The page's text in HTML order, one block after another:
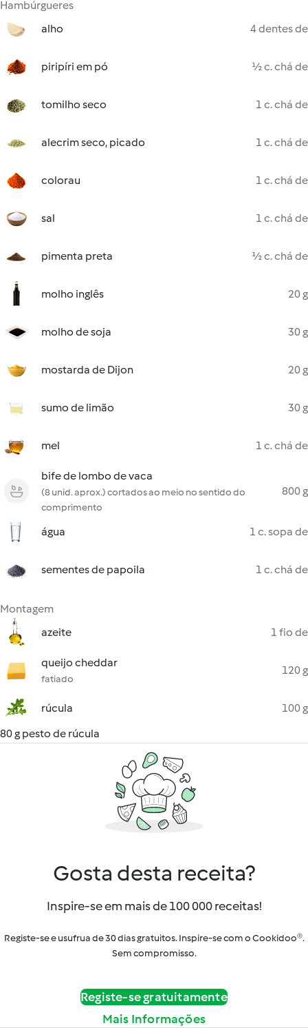
Hambúrgueres
alho
4 dentes de
piripíri em pó ½ c. chá de
tomilho seco 1 c. chá de
alecrim seco, picado 1 c. chá de
colorau 1 c. chá de
sal 1 c. chá de
pimenta preta ½ c. chá de
molho inglês 20 g
molho de soja 30 g
mostarda de Dijon 20 g
sumo de limão 30 g
mel 1 c. chá de
bife de lombo de vaca
(8 unid. aprox.) cortados ao meio no sentido do
comprimento
800 g
água 1 c. sopa de
sementes de papoila 1 c. chá de
Montagem
azeite
1 fio de
queijo cheddar
fatiado
120 g
rúcula
100 g
80 g pesto de rúcula
Gosta desta receita?
Inspire-se em mais de 100 000 receitas!
Registe-se e usufrua de 30 dias gratuitos. Inspire-se com o Cookidoo®.
Sem compromisso.
Registe-se gratuitamente
Mais Informações